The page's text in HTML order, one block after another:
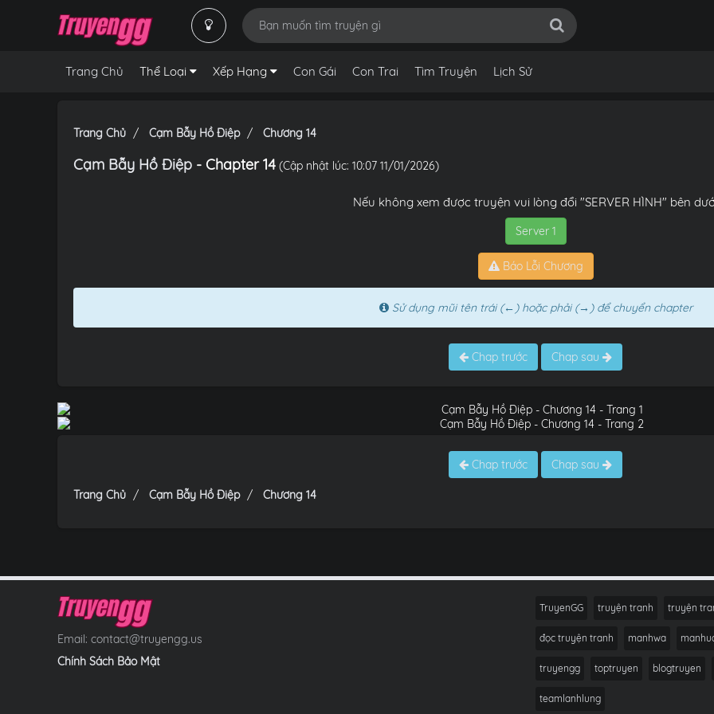
Trang Chủ Thể Loại Xếp Hạng Con Gái Con Trai Tìm Truyện Lịch Sử
Trang Chủ Cạm Bẫy Hồ Điệp Chương 14
Cạm Bẫy Hồ Điệp - Chapter 14 (Cập nhật lúc: 10:07 11/01/2026)
Nếu không xem được truyện vui lòng đổi "SERVER HÌNH" bên
Server 1
Báo Lỗi Chương
Sử dụng mũi tên trái (←) hoặc phải (→) để chuyển chapter
Chap trước Chap sau
Chap trước Chap sau
Trang Chủ Cạm Bẫy Hồ Điệp Chương 14
Email: contact@truyengg.us
Chính Sách Bảo Mật
TruyenGG truyện tranh truyện
đọc truyện tranh manhwa
truyengg toptruyen blogtruyen
teamlanhlung